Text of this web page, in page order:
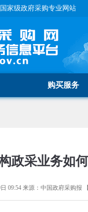
家级政府采购专业网站
购买服务
政采业务如
09:54来源： 中国政府采购报